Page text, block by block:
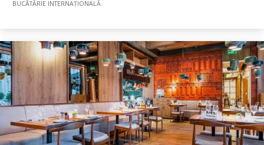
BUCÃTÃRIE INTERNAȚIONALĂ